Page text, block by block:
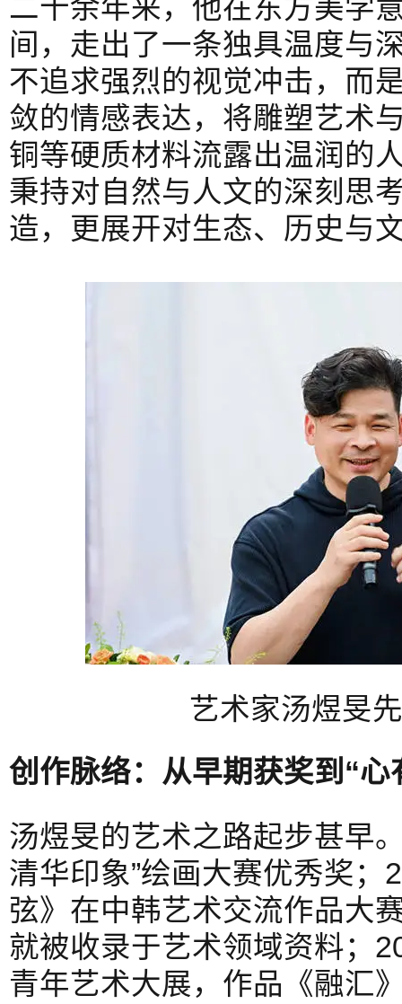
二十余年来，他在东方美学
间，走出了一条独具温度与
不追求强烈的视觉冲击，而
敛的情感表达，将雕塑艺术
铜等硬质材料流露出温润的
秉持对自然与人文的深刻思
造，更展开对生态、历史与
艺术家汤煜旻
创作脉络：从早期获奖到“心
汤煜旻的艺术之路起步甚早
清华印象”绘画大赛优秀奖
弦》在中韩艺术交流作品大
就被收录于艺术领域资料；
青年艺术大展，作品《融汇